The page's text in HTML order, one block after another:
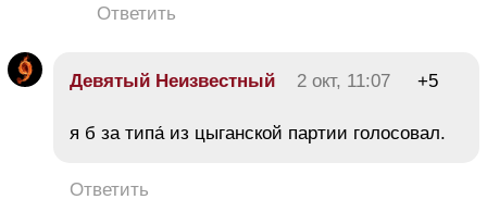
Ответить
Девятый Неизвестный 2 окт, 11:07 +5
я б за типа́ из цыганской партии голосовал.
Ответить